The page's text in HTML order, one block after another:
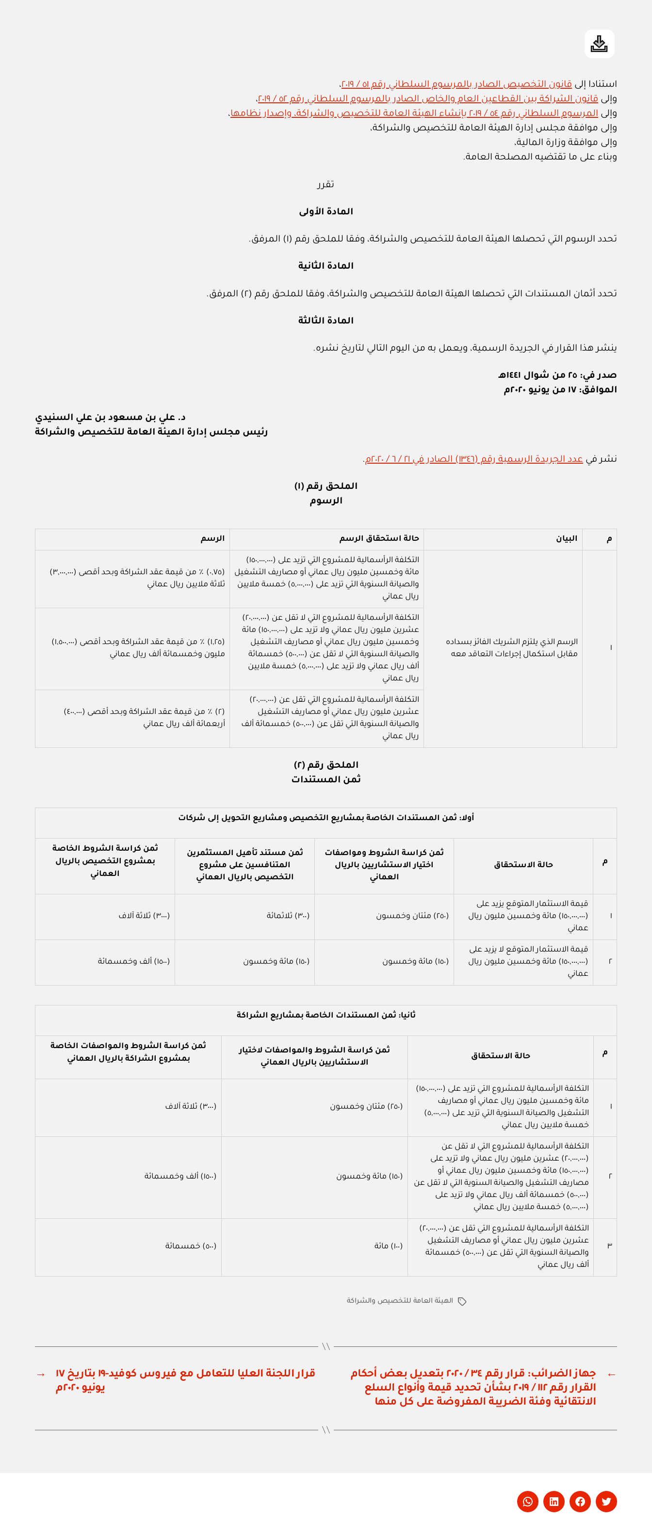
استنادا إلى قانون التخصيص الصادر بالمرسوم السلطاني رقم ٥١ / ٢٠١٩
،
وإلى قانون الشراكة بين القطاعين العام والخاص الصادر بالمرسوم السلطاني رقم ٥٢ / ٢٠١٩
،
وإلى المرسوم السلطاني رقم ٥٤ / ٢٠١٩ بإنشاء الهيئة العامة للتخصيص والشراكة، وإصدار نظامها
،
وإلى موافقة مجلس إدارة الهيئة العامة للتخصيص والشراكة،
وإلى موافقة وزارة المالية،
وبناء على ما تقتضيه المصلحة العامة.
تقرر
المادة الأولى
تحدد الرسوم التي تحصلها الهيئة العامة للتخصيص والشراكة، وفقا للملحق رقم (١) المرفق.
المادة الثانية
تحدد أثمان المستندات التي تحصلها الهيئة العامة للتخصيص والشراكة، وفقا للملحق رقم (٢) المرفق.
المادة الثالثة
ينشر هذا القرار في الجريدة الرسمية، ويعمل به من اليوم التالي لتاريخ نشره.
صدر في: ٢٥ من شوال ١٤٤١هـ
الموافق: ١٧ من يونيو ٢٠٢٠م
د. علي بن مسعود بن علي السنيدي
رئيس مجلس إدارة الهيئة العامة للتخصيص والشراكة
نشر في عدد الجريدة الرسمية رقم (١٣٤٦) الصادر في ٢١ / ٦ / ٢٠٢٠م .
الملحق رقم (١)
الرسوم
م البيان حالة استحقاق الرسم الرسم
١
الرسم الذي يلتزم الشريك الفائز بسداده
مقابل استكمال إجراءات التعاقد معه
التكلفة الرأسمالية للمشروع التي تزيد على (١٥٠,٠٠٠,٠٠٠)
مائة وخمسين مليون ريال عماني أو مصاريف التشغيل
والصيانة السنوية التي تزيد على (٥,٠٠٠,٠٠٠) خمسة ملايين
ريال عماني
(٠,٧٥) ٪ من قيمة عقد الشراكة وبحد أقصى (٣,٠٠٠,٠٠٠)
ثلاثة ملايين ريال عماني
التكلفة الرأسمالية للمشروع التي لا تقل عن (٢٠,٠٠٠,٠٠٠)
عشرين مليون ريال عماني ولا تزيد على (١٥٠,٠٠٠,٠٠٠) مائة
وخمسين مليون ريال عماني أو مصاريف التشغيل
والصيانة السنوية التي لا تقل عن (٥٠٠,٠٠٠) خمسمائة
ألف ريال عماني ولا تزيد على (٥,٠٠٠,٠٠٠) خمسة ملايين
ريال عماني
(١,٢٥) ٪ من قيمة عقد الشراكة وبحد أقصى (١,٥٠٠,٠٠٠)
مليون وخمسمائة ألف ريال عماني
التكلفة الرأسمالية للمشروع التي تقل عن (٢٠,٠٠٠,٠٠٠)
عشرين مليون ريال عماني أو مصاريف التشغيل
والصيانة السنوية التي تقل عن (٥٠٠,٠٠٠) خمسمائة ألف
ريال عماني
(٢) ٪ من قيمة عقد الشراكة وبحد أقصى (٤٠٠,٠٠٠)
أربعمائة ألف ريال عماني
الملحق رقم (٢)
ثمن المستندات
أولا: ثمن المستندات الخاصة بمشاريع التخصيص ومشاريع التحويل إلى شركات
م حالة الاستحقاق
ثمن كراسة الشروط ومواصفات
اختيار الاستشاريين بالريال
العماني
ثمن مستند تأهيل المستثمرين
المتنافسين على مشروع
التخصيص بالريال العماني
ثمن كراسة الشروط الخاصة
بمشروع التخصيص بالريال
العماني
١
قيمة الاستثمار المتوقع يزيد على
(١٥٠,٠٠٠,٠٠٠) مائة وخمسين مليون ريال
عماني
(٢٥٠) مئتان وخمسون (٣٠٠) ثلاثمائة (٣٠٠٠) ثلاثة آلاف
٢
قيمة الاستثمار المتوقع لا يزيد على
(١٥٠,٠٠٠,٠٠٠) مائة وخمسين مليون ريال
عماني
(١٥٠) مائة وخمسون (١٥٠) مائة وخمسون (١٥٠٠) ألف وخمسمائة
ثانيا: ثمن المستندات الخاصة بمشاريع الشراكة
م حالة الاستحقاق
ثمن كراسة الشروط والمواصفات لاختيار
الاستشاريين بالريال العماني
ثمن كراسة الشروط والمواصفات الخاصة
بمشروع الشراكة بالريال العماني
١
التكلفة الرأسمالية للمشروع التي تزيد على (١٥٠,٠٠٠,٠٠٠)
مائة وخمسين مليون ريال عماني أو مصاريف
التشغيل والصيانة السنوية التي تزيد على (٥,٠٠٠,٠٠٠)
خمسة ملايين ريال عماني
(٢٥٠) مئتان وخمسون (٣٠٠٠) ثلاثة آلاف
٢
التكلفة الرأسمالية للمشروع التي لا تقل عن
(٢٠,٠٠٠,٠٠٠) عشرين مليون ريال عماني ولا تزيد على
(١٥٠,٠٠٠,٠٠٠) مائة وخمسين مليون ريال عماني أو
مصاريف التشغيل والصيانة السنوية التي لا تقل عن
(٥٠٠,٠٠٠) خمسمائة ألف ريال عماني ولا تزيد على
(٥,٠٠٠,٠٠٠) خمسة ملايين ريال عماني
(١٥٠) مائة وخمسون (١٥٠٠) ألف وخمسمائة
٣
التكلفة الرأسمالية للمشروع التي تقل عن (٢٠,٠٠٠,٠٠٠)
عشرين مليون ريال عماني أو مصاريف التشغيل
والصيانة السنوية التي تقل عن (٥٠٠,٠٠٠) خمسمائة
ألف ريال عماني
(١٠٠) مائة (٥٠٠) خمسمائة
الوسومالهيئة العامة للتخصيص والشراكة
←
جهاز الضرائب: قرار رقم ٣٤ / ٢٠٢٠ بتعديل بعض أحكام
القرار رقم ١١٢ / ٢٠١٩ بشأن تحديد قيمة وأنواع السلع
الانتقائية وفئة الضريبة المفروضة على كل منها
→
قرار اللجنة العليا للتعامل مع فيروس كوفيد-١٩ بتاريخ ١٧
يونيو ٢٠٢٠م
Twitter
Facebook
LinkedIn
Whatsapp